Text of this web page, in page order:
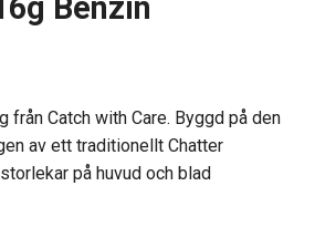
Benzin
från Catch with Care. Byggd på den
av ett traditionellt Chatter
på huvud och blad